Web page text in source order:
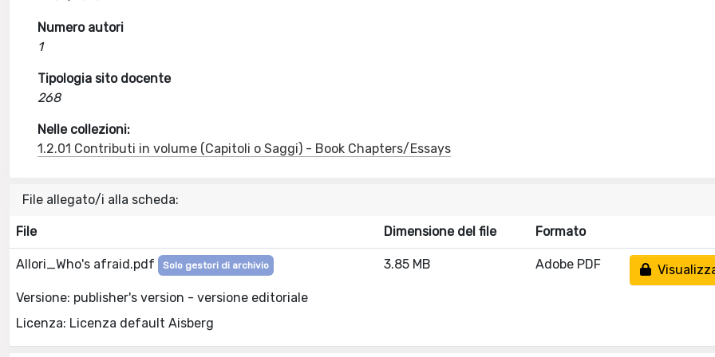
Numero autori
1
Tipologia sito docente
268
Nelle collezioni:
1.2.01 Contributi in volume (Capitoli o Saggi) - Book Chapters/Essays
File allegato/i alla scheda:
File Dimensione del file Formato
Allori_Who's afraid.pdf Solo gestori di archivio
Versione: publisher's version - versione editoriale
Licenza: Licenza default Aisberg
3.85 MB Adobe PDF